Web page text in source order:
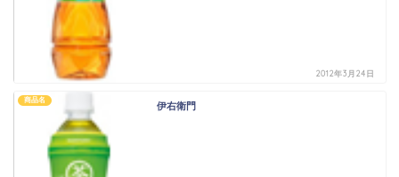
2012年3月24日
商品名
伊右衛門